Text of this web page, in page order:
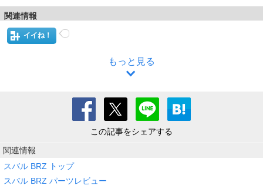
関連情報
イイね！
もっと見る
この記事をシェアする
関連情報
スバル BRZ トップ
スバル BRZ パーツレビュー